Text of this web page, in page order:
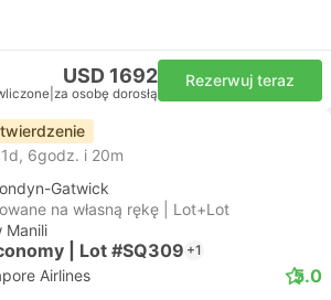
USD 1692
za osobę dorosłą
Rezerwuj teraz
1d, 6godz. i 20m
Gatwick
na własną rękę | Lot+Lot
Manili
| Lot #SQ309 +1
Airlines 5.0